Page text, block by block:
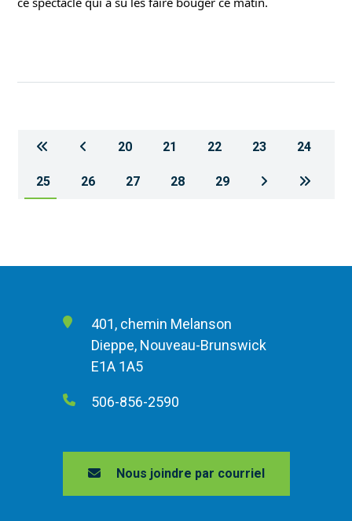
20 21 22 23 24
25 26 27 28 29
401, chemin Melanson
Dieppe, Nouveau-Brunswick
E1A 1A5
506-856-2590
Nous joindre par courriel